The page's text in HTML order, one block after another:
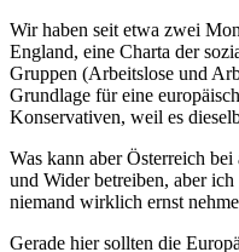
Wir haben seit etwa zwei
England, eine Charta der
Gruppen (Arbeitslose und
Grundlage für eine
Konservativen, weil es
Was kann aber Österreich
und Wider betreiben, aber
niemand wirklich ernst
Gerade hier sollten die